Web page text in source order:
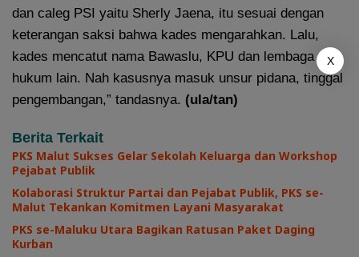
dan caleg PSI yaitu Sherly Jaena, itu sesuai dengan
keterangan saksi bahwa kades mengarahkan. Lalu,
kades mencatut nama Bawaslu, KPU dan lembaga
hukum lain. Nah kasusnya masuk unsur pidana, tinggal
pengembangan,” tandasnya. (ula/tan)
Berita Terkait
PKS Malut Sukses Gelar Sekolah Keluarga dan Workshop
Pejabat Publik
Kolaborasi Struktur Partai dan Pejabat Publik, PKS se-
Malut Tekankan Komitmen Layani Masyarakat
PKS se-Maluku Utara Bagikan Ratusan Paket Daging
Kurban
X